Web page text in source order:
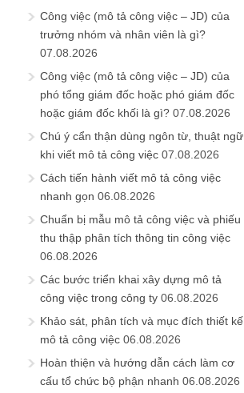
Công việc (mô tả công việc – JD) của
trưởng nhóm và nhân viên là gì?
07.08.2026
Công việc (mô tả công việc – JD) của
phó tổng giám đốc hoặc phó giám đốc
hoặc giám đốc khối là gì? 07.08.2026
Chú ý cẩn thận dùng ngôn từ, thuật ngữ
khi viết mô tả công việc 07.08.2026
Cách tiến hành viết mô tả công việc
nhanh gọn 06.08.2026
Chuẩn bị mẫu mô tả công việc và phiếu
thu thập phân tích thông tin công việc
06.08.2026
Các bước triển khai xây dựng mô tả
công việc trong công ty 06.08.2026
Khảo sát, phân tích và mục đích thiết kế
mô tả công việc 06.08.2026
Hoàn thiện và hướng dẫn cách làm cơ
cấu tổ chức bộ phận nhanh 06.08.2026